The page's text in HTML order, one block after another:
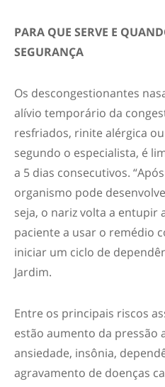
PARA QUE SERVE E
SEGURANÇA
Os descongestionantes
alívio temporário da
resfriados, rinite alérgica
segundo o especialista, é
a 5 dias consecutivos.
organismo pode
seja, o nariz volta a entupir
paciente a usar o remédio
iniciar um ciclo de
Jardim.
Entre os principais riscos
estão aumento da pressão
ansiedade, insônia,
agravamento de doenças